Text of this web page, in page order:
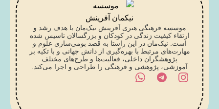
موسسه فرهنگی هنری آفرینش نیک‌مان با هدف رشد و
ارتقاء کیفیت زندگی در کودکان و بزرگسالان تاسیس شده
است. نیک‌مان در این راستا به قصد بومی‌سازی علوم و
مهارت‌های مرتبط با بهره‌گیری از دانش جهانی و با تکیه بر
پژوهشگران داخلی، فعالیت‌ها و طرح‌های مختلف
آموزشی، پژوهشی و فرهنگی را طراحی و اجرا می‌کند.